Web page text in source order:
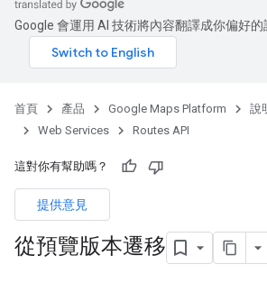
Google 會運用 AI 技術將內容翻譯成你偏好的
首頁 產品 Google Maps Platform
說
Web Services
Routes API
這對你有幫助嗎？
提供意見
從預覽版本遷移